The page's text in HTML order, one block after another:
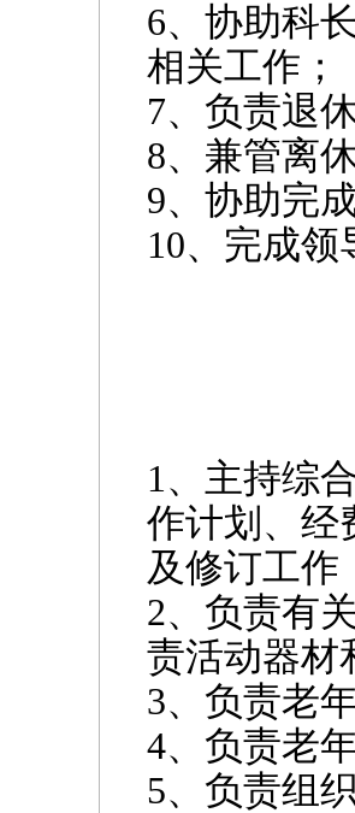
6、协助科
相关工作；
7、负责退
8、兼管离
9、协助完
10、完成领
1、主持综
作计划、经
及修订工作
2、负责有
责活动器材
3、负责老
4、负责老
5、负责组